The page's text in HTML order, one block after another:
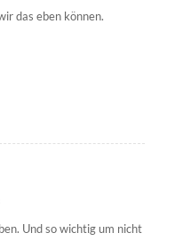
das eben können.
Und so wichtig um nicht